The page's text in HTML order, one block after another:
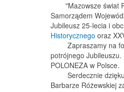
"Mazowsze świat
Samorządem
Jubileusz 25-lecia i
Historycznego oraz
Zapraszamy na
potrójnego Jubileuszu.
POLONEZA w Polsce.
Serdecznie
Barbarze Różewskiej